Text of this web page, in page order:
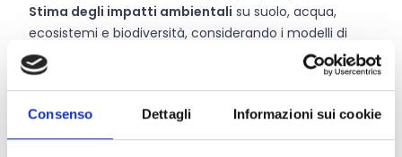
Consenso Dettagli Informazioni sui cookie
Stima degli impatti ambientali su suolo, acqua,
ecosistemi e biodiversità, considerando i modelli di
deposizione.
Strategie di mitigazione
leggeri, superfici stradali e ferroviarie migliorate,
sistemi di drenaggio), con attenzione al ciclo di vita e